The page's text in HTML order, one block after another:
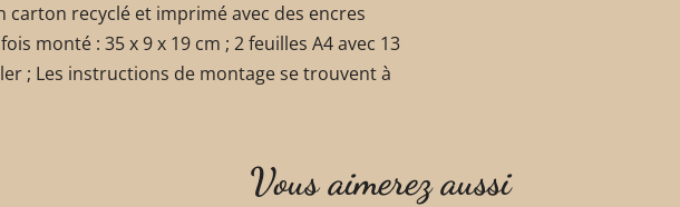
carton recyclé et imprimé avec des encres
monté : 35 x 9 x 19 cm ; 2 feuilles A4 avec 13
; Les instructions de montage se trouvent à
Vous aimerez aussi